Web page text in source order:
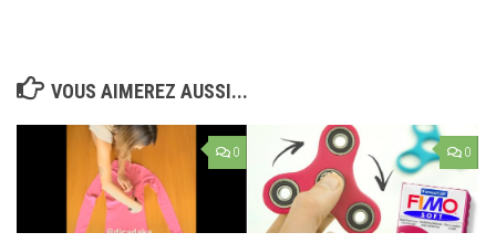
VOUS AIMEREZ AUSSI...
0 0